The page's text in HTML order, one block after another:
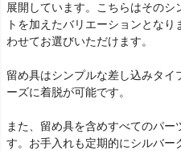
展開しています。こちらはその
トを加えたバリエーションとな
わせてお選びいただけます。
留め具はシンプルな差し込みタ
ーズに着脱が可能です。
また、留め具を含めすべてのパ
す。お手入れも定期的にシルバー